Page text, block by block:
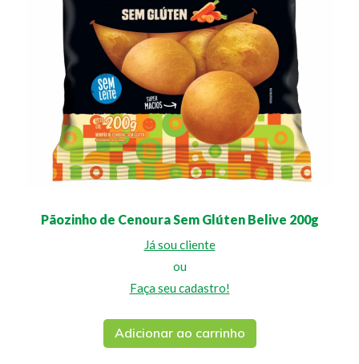
Pãozinho de Cenoura Sem Glúten Belive 200g
Já sou cliente
ou
Faça seu cadastro!
Adicionar ao carrinho